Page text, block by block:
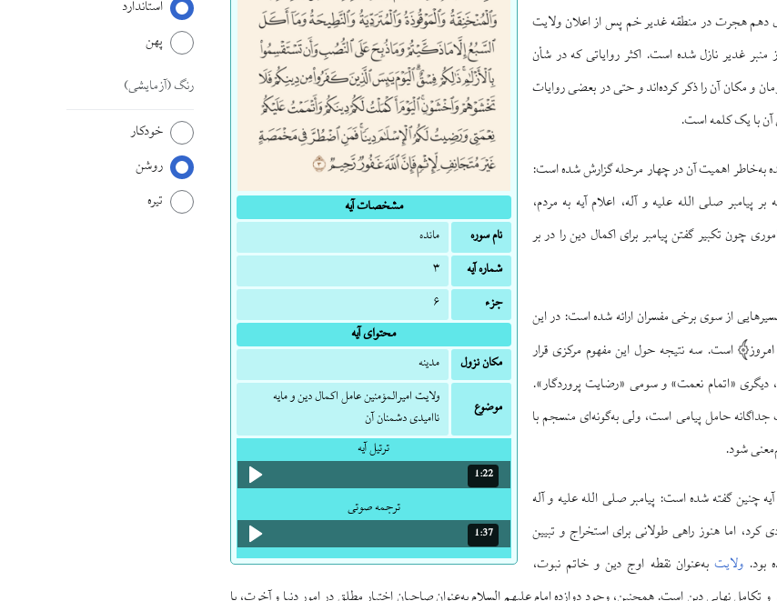
استاندارد
پهن
رنگ(آزمایشی)
خودکار
روشن
تیره
مشخصات آیه
نام سوره
مائده
شماره آیه
۳
جزء
۶
محتوای آیه
مکان نزول
مدینه
موضوع
ولایت امیرالمؤمنین عامل اکمال دین و مایه
ناامیدی دشمنان آن
ترتیل آیه
مدت: 1 دقیقه و 22 ثانیه
1:22
ترجمه صوتی
مدت: 1 دقیقه و 37 ثانیه
1:37
هجرت در منطقه غدیر خم پس از اعلان ولایت
منبر غدیر نازل شده است. اکثر روایاتی که در شأن
و مکان آن را ذکر کرده‌اند و حتی در بعضی روایات
آن با یک کلمه است.
آیه ۳ سوره مائده به‌خاطر اهمیت آن در چهار مرحله گزارش شده است:
بر پیامبر صلی الله علیه و آله، اعلام آیه به مردم،
چون تکبیر گفتن پیامبر برای اکمال دین را در بر
سوره مائده تفسیرهایی از سوی برخی مفسران ارائه شده است: در این
امروز است. سه نتیجه حول این مفهوم مرکزی قرار
دیگری «اتمام نعمت» و سومی «رضایت پروردگار».
حامل پیامی است، ولی به‌گونه‌ای منسجم با
شود.
چنین گفته شده است: پیامبر صلی الله علیه و آله
اما هنوز راهی طولانی برای استخراج و تبیین
بود. ولایت به‌عنوان نقطه اوج دین و خاتم نبوت،